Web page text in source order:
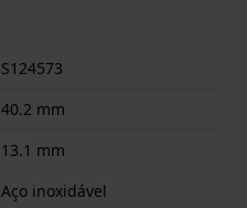
S124573
40.2 mm
13.1 mm
Aço inoxidável